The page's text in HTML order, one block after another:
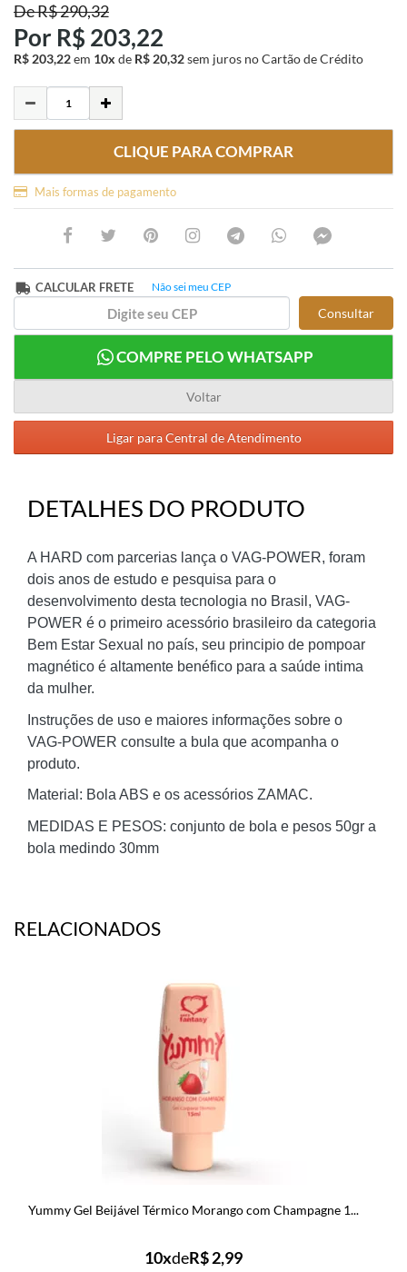
DeR$ 290,32
Por R$ 203,22
R$ 203,22em 10x de R$ 20,32sem juros no Cartão de Crédito
CLIQUE PARA COMPRAR
Mais formas de pagamento
CALCULAR FRETE Não sei meu CEP
Consultar
COMPRE PELO WHATSAPP
Voltar
Ligar para Central de Atendimento
DETALHES DO PRODUTO
A HARD com parcerias lança o VAG-POWER, foram
dois anos de estudo e pesquisa para o
desenvolvimento desta tecnologia no Brasil, VAG-
POWER é o primeiro acessório brasileiro da categoria
Bem Estar Sexual no país, seu principio de pompoar
magnético é altamente benéfico para a saúde intima
da mulher.
Instruções de uso e maiores informações sobre o
VAG-POWER consulte a bula que acompanha o
produto.
Material: Bola ABS e os acessórios ZAMAC.
MEDIDAS E PESOS: conjunto de bola e pesos 50gr a
bola medindo 30mm
RELACIONADOS
Yummy Gel Beijável Térmico Morango com Champagne 1...
10xdeR$ 2,99